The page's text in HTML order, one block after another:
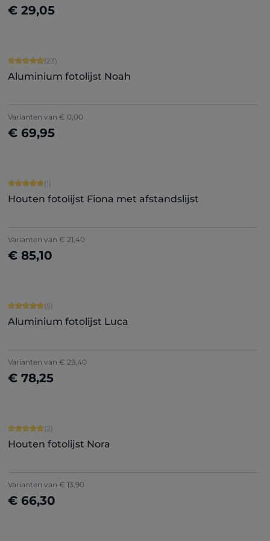
€ 29,05
Nu configureren
Gemiddelde waardering van 4.91 van 5 sterren
(23)
Aluminium fotolijst Noah
Varianten van € 0,00
€ 69,95
Nu configureren
Gemiddelde waardering van 5 van 5 sterren
(1)
Houten fotolijst Fiona met afstandslijst
Varianten van € 21,40
€ 85,10
Nu configureren
Gemiddelde waardering van 5 van 5 sterren
(5)
Aluminium fotolijst Luca
Varianten van € 29,40
€ 78,25
Nu configureren
Gemiddelde waardering van 5 van 5 sterren
(2)
Houten fotolijst Nora
Varianten van € 13,90
€ 66,30
Nu configureren